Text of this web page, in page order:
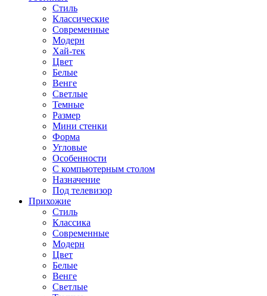
Стиль
Классические
Современные
Модерн
Хай-тек
Цвет
Белые
Венге
Светлые
Темные
Размер
Мини стенки
Форма
Угловые
Особенности
С компьютерным столом
Назначение
Под телевизор
Прихожие
Стиль
Классика
Современные
Модерн
Цвет
Белые
Венге
Светлые